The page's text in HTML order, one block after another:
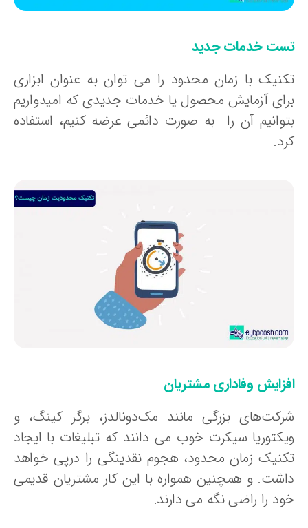
خدمات جدید
با زمان محدود را می توان به عنوان ابزاری
آزمایش محصول یا خدمات جدیدی که امیدواریم
آن را به صورت دائمی عرضه کنیم، استفاده
وفاداری مشتریان
بزرگی مانند مک‌دونالدز، برگر کینگ، و
سیکرت خوب می دانند که تبلیغات با ایجاد
زمان محدود، هجوم نقدینگی را درپی خواهد
و همچنین همواره با این کار مشتریان قدیمی
را راضی نگه می دارند.